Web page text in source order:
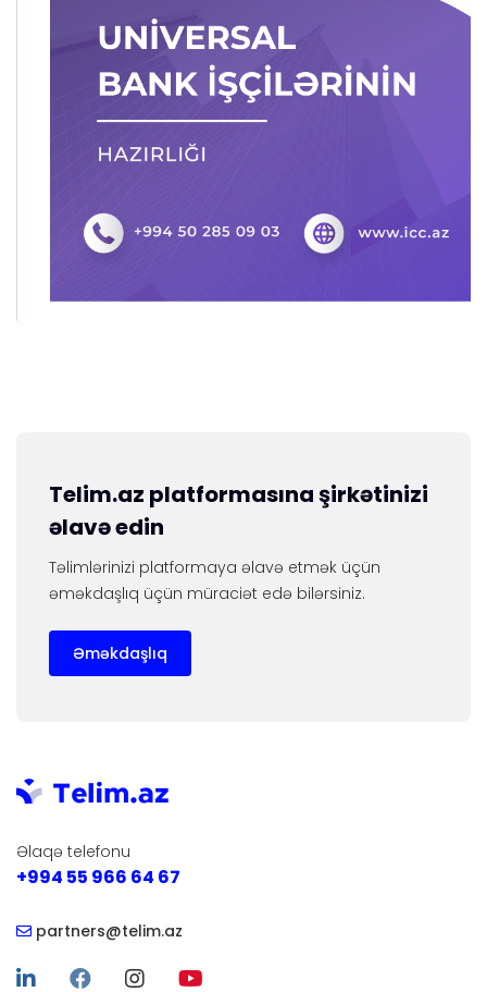
Telim.az platformasına şirkətinizi
əlavə edin
Təlimlərinizi platformaya əlavə etmək üçün
əməkdaşlıq üçün müraciət edə bilərsiniz.
Əməkdaşlıq
Əlaqə telefonu
+994 55 966 64 67
partners@telim.az